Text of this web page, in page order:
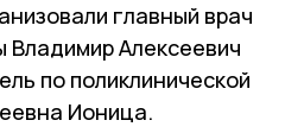
главный врач
Владимир Алексеевич
по поликлинической
Ионица.